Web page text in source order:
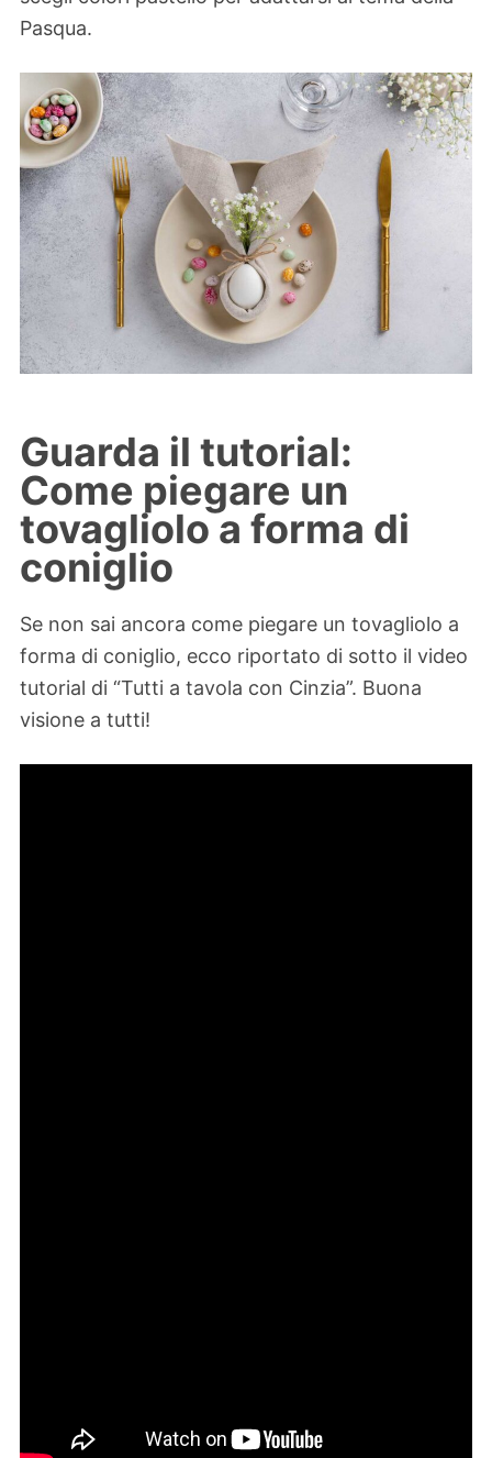
Pasqua.
Guarda il tutorial:
Come piegare un
tovagliolo a forma di
coniglio
Se non sai ancora come piegare un tovagliolo a
forma di coniglio, ecco riportato di sotto il video
tutorial di “Tutti a tavola con Cinzia”. Buona
visione a tutti!